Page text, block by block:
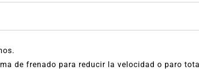
de frenado para reducir la velocidad o paro